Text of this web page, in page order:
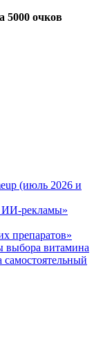
5000 очков
(июль 2026 и
ИИ-рекламы»
препаратов»
выбора витамина